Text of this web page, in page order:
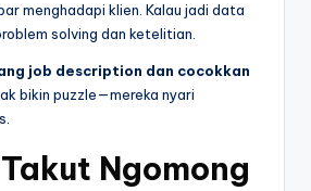
menghadapi klien. Kalau jadi data
solving dan ketelitian.
job description dan cocokkan
bikin puzzle—mereka nyari
Ngomong